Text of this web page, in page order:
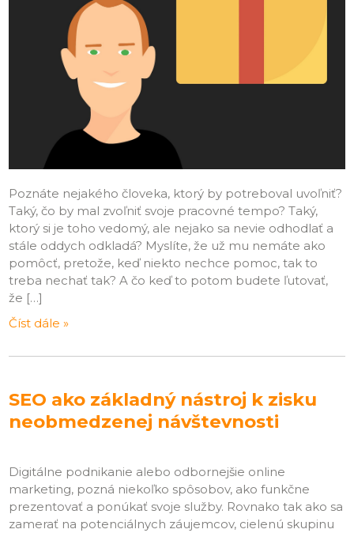
Poznáte nejakého človeka, ktorý by potreboval uvoľniť?
Taký, čo by mal zvoľniť svoje pracovné tempo? Taký,
ktorý si je toho vedomý, ale nejako sa nevie odhodlať a
stále oddych odkladá? Myslíte, že už mu nemáte ako
pomôcť, pretože, keď niekto nechce pomoc, tak to
treba nechať tak? A čo keď to potom budete ľutovať,
že […]
Číst dále »
SEO ako základný nástroj k zisku
neobmedzenej návštevnosti
Digitálne podnikanie alebo odbornejšie online
marketing, pozná niekoľko spôsobov, ako funkčne
prezentovať a ponúkať svoje služby. Rovnako tak ako sa
zamerať na potenciálnych záujemcov, cielenú skupinu